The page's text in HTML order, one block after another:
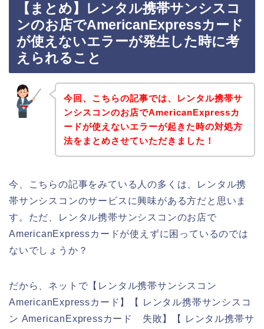
【まとめ】レンタル携帯サンシスコ
ンのお店でAmericanExpressカード
が使えないエラーが発生した時に考
えられること
今回、こちらの記事では、レンタル携帯サ
ンシスコンのお店でAmericanExpressカ
ードが使えないエラーが起きた時の対処方
法をまとめさせていただきました！
今、こちらの記事をみている人の多くは、レンタル携
帯サンシスコンのサービスに興味がある方だと思いま
す。ただ、レンタル携帯サンシスコンのお店で
AmericanExpressカードが使えずに困っているのでは
ないでしょうか？
だから、ネットで【レンタル携帯サンシスコン
AmericanExpressカード】【 レンタル携帯サンシスコ
ン AmericanExpressカード 失敗】【 レンタル携帯サ